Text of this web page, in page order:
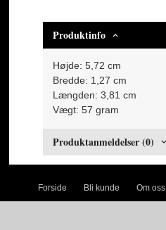
Produktinfo
Højde: 5,72 cm
Bredde: 1,27 cm
Længden: 3,81 cm
Vægt: 57 gram
Produktanmeldelser (0)
Forside Bli kunde Om oss